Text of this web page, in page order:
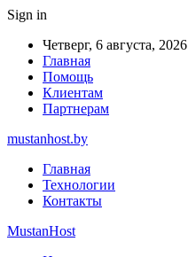
Sign in
Четверг, 6 августа, 2026
Главная
Помощь
Клиентам
Партнерам
mustanhost.by
Главная
Технологии
Контакты
MustanHost